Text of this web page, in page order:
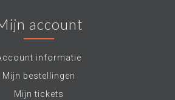
account
informatie
Mijn bestellingen
Mijn tickets